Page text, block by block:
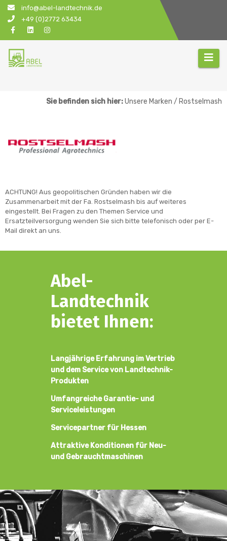
Zum
Inhalt
springen
info@abel-landtechnik.de
+49 (0)2772 63434
Sie befinden sich hier:Unsere Marken / Rostselmash
ACHTUNG! Aus geopolitischen Gründen haben wir die
Zusammenarbeit mit der Fa. Rostselmash bis auf weiteres
eingestellt. Bei Fragen zu den Themen Service und
Ersatzteilversorgung wenden Sie sich bitte telefonisch oder per E-
Mail direkt an uns.
Abel-
Landtechnik
bietet Ihnen:
Langjährige Erfahrung im Vertrieb
und dem Service von Landtechnik-
Produkten
Umfangreiche Garantie- und
Serviceleistungen
Servicepartner für Hessen
Attraktive Konditionen für Neu-
und Gebrauchtmaschinen